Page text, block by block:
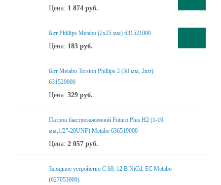
Цена: 1 874 руб.
Бит Phillips Metabo (2x25 мм) 631521000
Цена: 183 руб.
Бит Metabo Torsion Phillips 2 (50 мм, 2шт)
631529000
Цена: 329 руб.
Патрон быстрозажимной Futuro Plus H2 (1-10
мм,1/2"-20UNF) Metabo 636519000
Цена: 2 057 руб.
Зарядное устройство C 60, 12 В NiCd, ЕС Metabo
(627053000)